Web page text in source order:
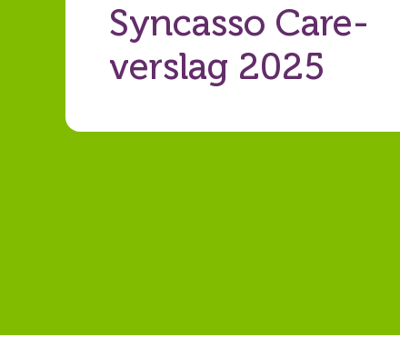
Syncasso Care-
verslag 2025